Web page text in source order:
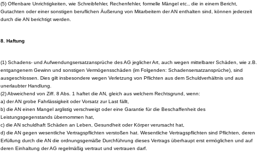
(5) Offenbare Unrichtigkeiten, wie Schreibfehler, Rechenfehler, formelle Mängel etc., die in einem Bericht,
Gutachten oder einer sonstigen beruflichen Äußerung von Mitarbeitern der AN enthalten sind, können jederzeit
durch die AN berichtigt werden.
8. Haftung
(1) Schadens- und Aufwendungsersatzansprüche des AG jeglicher Art, auch wegen mittelbarer Schäden, wie z.B.
entgangenem Gewinn und sonstigen Vermögensschäden (im Folgenden: Schadensersatzansprüche), sind
ausgeschlossen. Dies gilt insbesondere wegen Verletzung von Pflichten aus dem Schuldverhältnis und aus
unerlaubter Handlung.
(2) Abweichend von Ziff. 8 Abs. 1 haftet die AN, gleich aus welchem Rechtsgrund, wenn:
a) der AN grobe Fahrlässigkeit oder Vorsatz zur Last fällt,
b) die AN einen Mangel arglistig verschweigt oder eine Garantie für die Beschaffenheit des
Leistungsgegenstands übernommen hat,
c) die AN schuldhaft Schäden an Leben, Gesundheit oder Körper verursacht hat,
d) die AN gegen wesentliche Vertragspflichten verstoßen hat. Wesentliche Vertragspflichten sind Pflichten, deren
Erfüllung durch die AN die ordnungsgemäße Durchführung dieses Vertrags überhaupt erst ermöglichen und auf
deren Einhaltung der AG regelmäßig vertraut und vertrauen darf.